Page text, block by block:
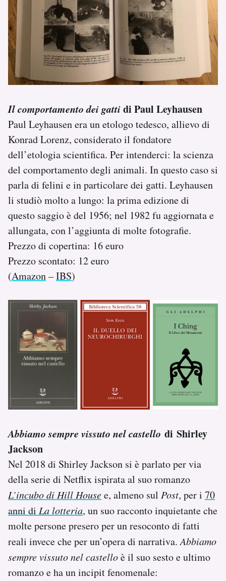
Il comportamento dei gattidi Paul Leyhausen
Paul Leyhausen era un etologo tedesco, allievo di
Konrad Lorenz, considerato il fondatore
dell’etologia scientifica. Per intenderci: la scienza
del comportamento degli animali. In questo caso si
parla di felini e in particolare dei gatti. Leyhausen
li studiò molto a lungo: la prima edizione di
questo saggio è del 1956; nel 1982 fu aggiornata e
allungata, con l’aggiunta di molte fotografie.
Prezzo di copertina: 16 euro
Prezzo scontato: 12 euro
(Amazon–IBS)
Abbiamo sempre vissuto nel castello di Shirley
Jackson
Nel 2018 di Shirley Jackson si è parlato per via
della serie di Netflix ispirata al suo romanzo
L’incubo di Hill Housee, almeno sul Post, per i 70
anni di La lotteria, un suo racconto inquietante che
molte persone presero per un resoconto di fatti
reali invece che per un’opera di narrativa.Abbiamo
sempre vissuto nel castelloè il suo sesto e ultimo
romanzo e ha un incipit fenomenale: